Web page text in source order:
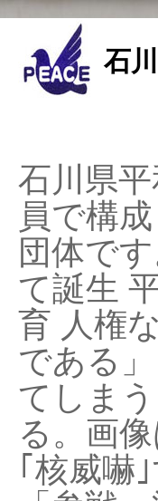
石
石川県
員で構
団体で
て誕生
育 人権
である
てしま
る。画
｢核威嚇